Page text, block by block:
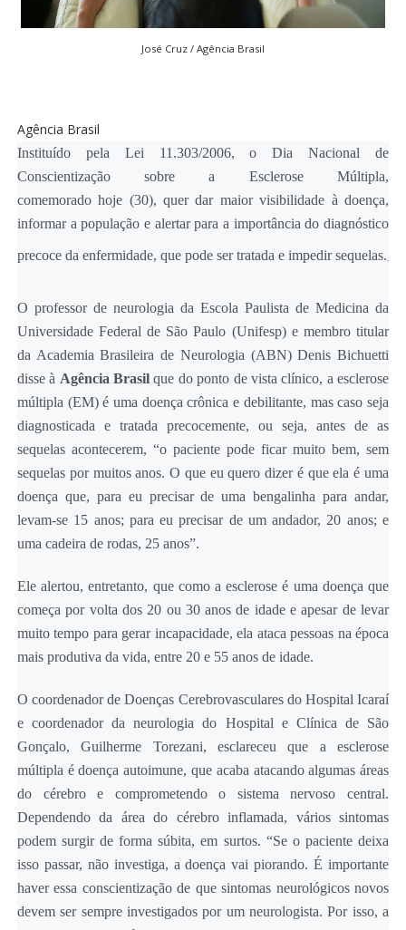
José Cruz / Agência Brasil
Agência Brasil
Instituído pela Lei 11.303/2006, o Dia Nacional de
Conscientização sobre a Esclerose Múltipla,
comemorado hoje (30), quer dar maior visibilidade à doença,
informar a população e alertar para a importância do diagnóstico
precoce da enfermidade, que pode ser tratada e impedir sequelas.
O professor de neurologia da Escola Paulista de Medicina da
Universidade Federal de São Paulo (Unifesp) e membro titular
da Academia Brasileira de Neurologia (ABN) Denis Bichuetti
disse à Agência Brasil que do ponto de vista clínico, a esclerose
múltipla (EM) é uma doença crônica e debilitante, mas caso seja
diagnosticada e tratada precocemente, ou seja, antes de as
sequelas acontecerem, “o paciente pode ficar muito bem, sem
sequelas por muitos anos. O que eu quero dizer é que ela é uma
doença que, para eu precisar de uma bengalinha para andar,
levam-se 15 anos; para eu precisar de um andador, 20 anos; e
uma cadeira de rodas, 25 anos”.
Ele alertou, entretanto, que como a esclerose é uma doença que
começa por volta dos 20 ou 30 anos de idade e apesar de levar
muito tempo para gerar incapacidade, ela ataca pessoas na época
mais produtiva da vida, entre 20 e 55 anos de idade.
O coordenador de Doenças Cerebrovasculares do Hospital Icaraí
e coordenador da neurologia do Hospital e Clínica de São
Gonçalo, Guilherme Torezani, esclareceu que a esclerose
múltipla é doença autoimune, que acaba atacando algumas áreas
do cérebro e comprometendo o sistema nervoso central.
Dependendo da área do cérebro inflamada, vários sintomas
podem surgir de forma súbita, em surtos. “Se o paciente deixa
isso passar, não investiga, a doença vai piorando. É importante
haver essa conscientização de que sintomas neurológicos novos
devem ser sempre investigados por um neurologista. Por isso, a